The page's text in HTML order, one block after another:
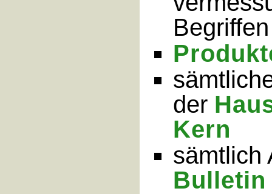
Begriffen
der
Kern
sämtlich
Bulletin